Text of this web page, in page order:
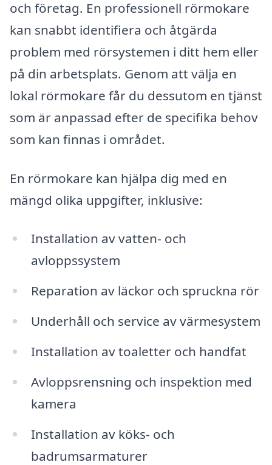
och företag. En professionell rörmokare
kan snabbt identifiera och åtgärda
problem med rörsystemen i ditt hem eller
på din arbetsplats. Genom att välja en
lokal rörmokare får du dessutom en tjänst
som är anpassad efter de specifika behov
som kan finnas i området.
En rörmokare kan hjälpa dig med en
mängd olika uppgifter, inklusive:
Installation av vatten- och
avloppssystem
Reparation av läckor och spruckna rör
Underhåll och service av värmesystem
Installation av toaletter och handfat
Avloppsrensning och inspektion med
kamera
Installation av köks- och
badrumsarmaturer